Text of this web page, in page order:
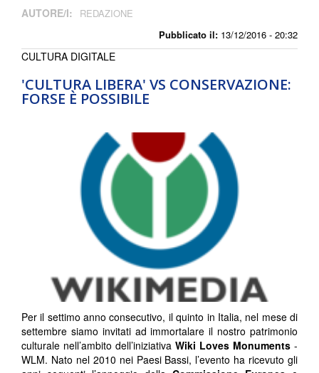
Pubblicato il: 13/12/2016 - 20:32
AUTORE/I: REDAZIONE
'CULTURA LIBERA' VS CONSERVAZIONE:
FORSE È POSSIBILE
CULTURA DIGITALE
Per il settimo anno consecutivo, il quinto in Italia, nel mese di
settembre siamo invitati ad immortalare il nostro patrimonio
culturale nell’ambito dell’iniziativa Wiki Loves Monuments -
WLM. Nato nel 2010 nei Paesi Bassi, l’evento ha ricevuto gli